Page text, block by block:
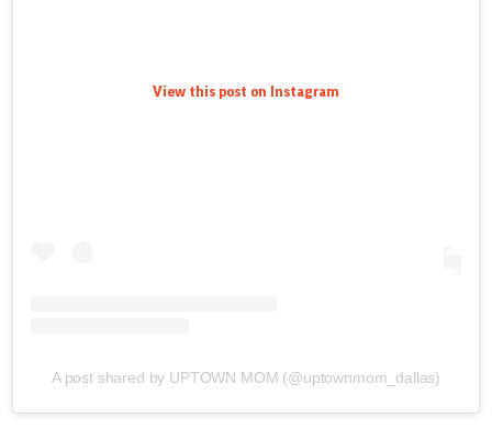
View this post on Instagram
A post shared by UPTOWN MOM (@uptownmom_dallas)